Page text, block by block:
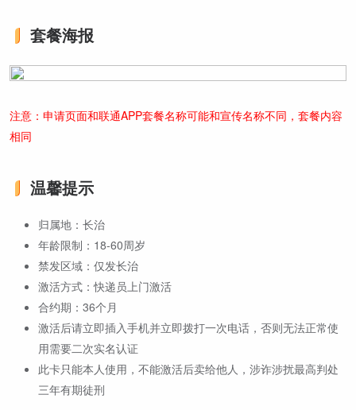
套餐海报
注意：申请页面和联通APP套餐名称可能和宣传名称不同，套餐内容
相同
温馨提示
归属地：长治
年龄限制：18-60周岁
禁发区域：仅发长治
激活方式：快递员上门激活
合约期：36个月
激活后请立即插入手机并立即拨打一次电话，否则无法正常使
用需要二次实名认证
此卡只能本人使用，不能激活后卖给他人，涉诈涉扰最高判处
三年有期徒刑